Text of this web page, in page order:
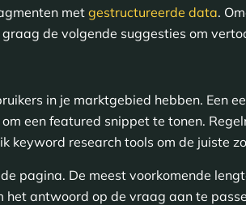
met gestructureerde data.
de volgende suggesties om
in je marktgebied hebben. Een
een featured snippet te tonen.
keyword research tools om de juiste
pagina. De meest voorkomende
het antwoord op de vraag aan te